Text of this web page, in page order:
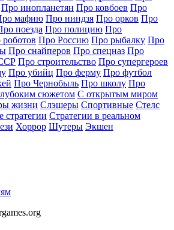
Про инопланетян Про ковбоев Про
мафию Про ниндзя Про орков Про
поезда Про полицию Про
Про Россию Про рыбалку Про
Про снайперов Про спецназ Про
Про строительство Про супергероев
Про убийц Про ферму Про футбол
Про Чернобыль Про школу Про
сюжетом С открытым миром
жизни Слэшеры Спортивные Стелс
Стратегии в реальном
Хоррор Шутеры Экшен